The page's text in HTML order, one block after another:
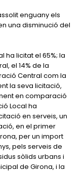
enguany els
una disminució del
ha licitat el 65%; la
el 14% de la
Central com la
la seva licitació,
en comparació
Local ha
en serveis, un
en el primer
per un import
pels serveis de
sòlids urbans i
de Girona, i la